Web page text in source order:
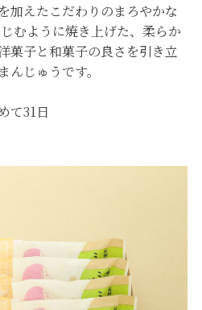
加えたこだわりのまろやかな
むように焼き上げた、柔らか
菓子と和菓子の良さを引き立
じゅうです。
て31日